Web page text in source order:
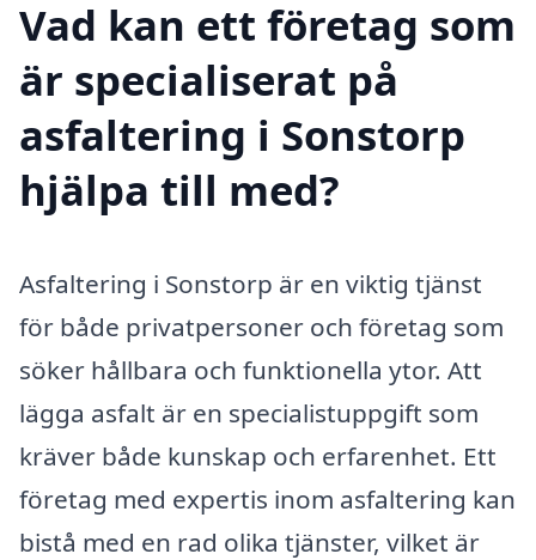
Vad kan ett företag som
är specialiserat på
asfaltering i Sonstorp
hjälpa till med?
Asfaltering i Sonstorp är en viktig tjänst
för både privatpersoner och företag som
söker hållbara och funktionella ytor. Att
lägga asfalt är en specialistuppgift som
kräver både kunskap och erfarenhet. Ett
företag med expertis inom asfaltering kan
bistå med en rad olika tjänster, vilket är